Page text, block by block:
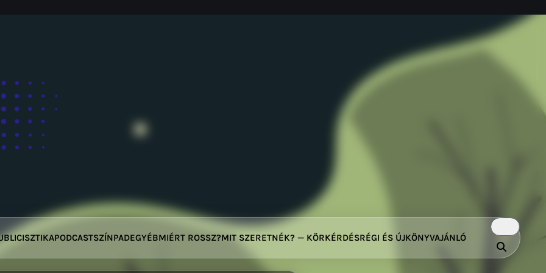
PODCASTSZÍNPADEGYÉBMIÉRT ROSSZ?MIT SZERETNÉK? — KÖRKÉRDÉSRÉGI ÉS ÚJKÖNYVAJÁNLÓ